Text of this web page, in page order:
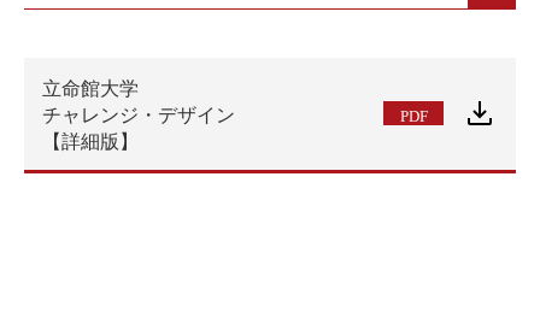
立命館大学
チャレンジ・デザイン
【詳細版】